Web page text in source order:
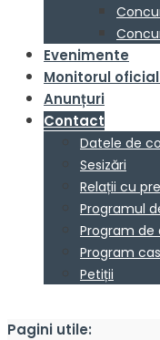
Evenimente
Monitorul
Anunțuri
Contact
Datele de
Sesizări
Relații cu
Programul
Program de
Program
Petiții
Pagini utile: